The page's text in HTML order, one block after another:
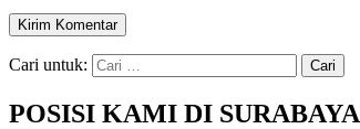
Cari untuk:
POSISI KAMI DI SURABAYA